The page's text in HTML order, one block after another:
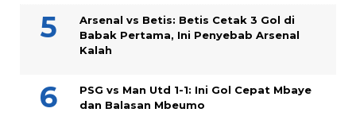
Arsenal vs Betis: Betis Cetak 3 Gol di
Babak Pertama, Ini Penyebab Arsenal
Kalah
PSG vs Man Utd 1-1: Ini Gol Cepat Mbaye
dan Balasan Mbeumo